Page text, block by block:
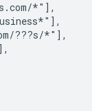
*"],
???s/*"],